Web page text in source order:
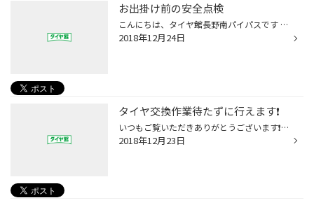
お出掛け前の安全点検
こんにちは、タイヤ館長野南パイパスです もうすぐ今年も残り数日になりました! 年末、年明けに出かける機会も多くなると思います お出掛け前のタイヤ点検、お車のオイル、バッテリー ワイパーなどの無料安全点検実施中です お気軽にご来店して下さい。
2018年12月24日
タイヤ交換作業待たずに行えます❗️
いつもご覧いただきありがとうございます❗️ 連日、寒い中お店に来店されたお客様 当店のご利用ありがとうございます！ 当店の営業日も残り数日となっていますが、当日の作業など すぐお受けできる事が多いので空気圧調整、タイヤ、オイル交換の ご来店お待ちしております（＾ω＾） 新品タイヤの在...
2018年12月23日